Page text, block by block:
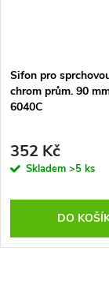
Sifon pro
chrom prům. 90
6040C
352 Kč
Skladem >5 ks
DO